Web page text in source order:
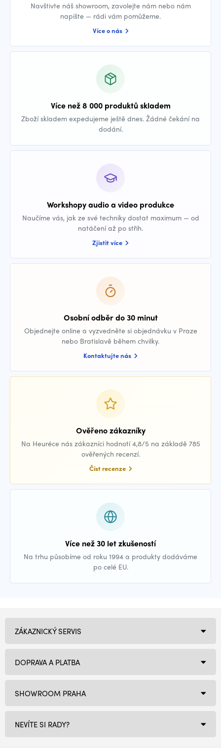
Navštivte náš showroom, zavolejte nám nebo nám
napište — rádi vám pomůžeme.
Více o nás
Více než 8 000 produktů skladem
Zboží skladem expedujeme ještě dnes. Žádné čekání na
dodání.
Workshopy audio a video produkce
Naučíme vás, jak ze své techniky dostat maximum — od
natáčení až po střih.
Zjistit více
Osobní odběr do 30 minut
Objednejte online a vyzvedněte si objednávku v Praze
nebo Bratislavě během chvilky.
Kontaktujte nás
Ověřeno zákazníky
Na Heuréce nás zákazníci hodnotí 4,8/5 na základě 785
ověřených recenzí.
Číst recenze
Více než 30 let zkušeností
Na trhu působíme od roku 1994 a produkty dodáváme
po celé EU.
SHOWROOM PRAHA
NEVÍTE SI RADY?
ZÁKAZNICKÝ SERVIS
DOPRAVA A PLATBA